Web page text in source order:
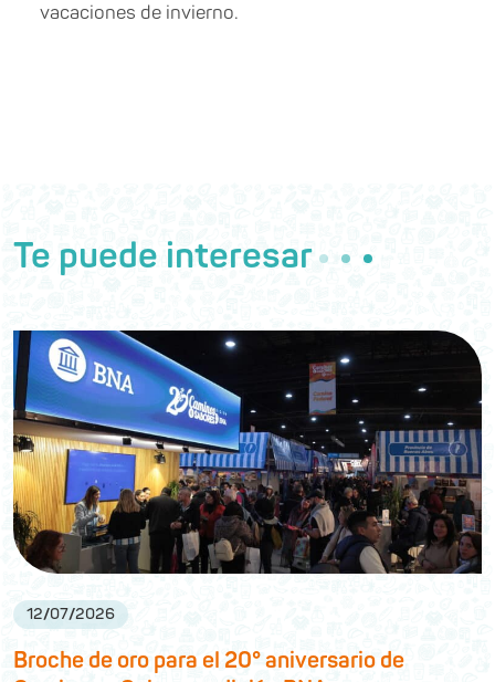
vacaciones de invierno.
Te puede interesar
12/07/2026
Broche de oro para el 20° aniversario de